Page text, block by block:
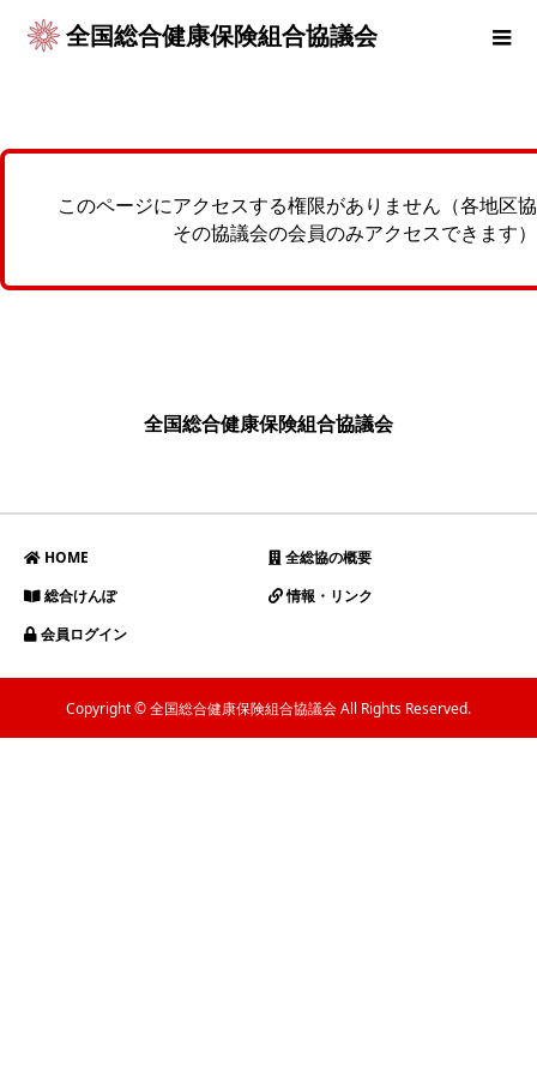
全国総合健康保険組合協議会
このページにアクセスする権限がありません（各地区
その協議会の会員のみアクセスできます
全国総合健康保険組合協議会
HOME
全総協の概要
総合けんぽ
情報・リンク
会員ログイン
Copyright © 全国総合健康保険組合協議会 All Rights Reserved.